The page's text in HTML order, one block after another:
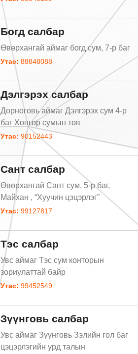
Богд салбар
Өвөрхангай аймаг богд сум, 7-р баг
Утас: 88848088
Дэлгэрэх салбар
Дорноговь аймаг Дэлгэрэх сум 4-р
баг Хонгор сумын төв
Утас: 90152443
Сант салбар
Өвөрхангай Сант сум, 5-р баг,
Майхан , “Хуучин цэцэрлэг”
Утас: 99127817
Тэс салбар
Увс аймаг Тэс сум конторын
зориулаттай байр
Утас: 99452549
Зүүнговь салбар
Увс аймаг Зүүнговь Зэлийн гол баг
цэцэрлэгийн урд талын